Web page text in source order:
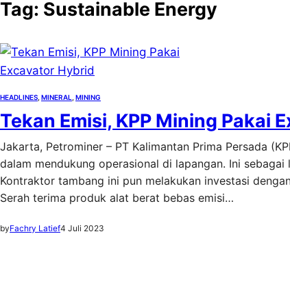
Tag: Sustainable Energy
HEADLINES MINERAL MINING
Tekan Emisi, KPP Mining Pakai
Jakarta, Petrominer – PT Kalimantan Prima Persada
dalam mendukung operasional di lapangan. Ini
Kontraktor tambang ini pun melakukan investasi
Serah terima produk alat berat bebas emisi…
byFachry Latief4 Juli 2023